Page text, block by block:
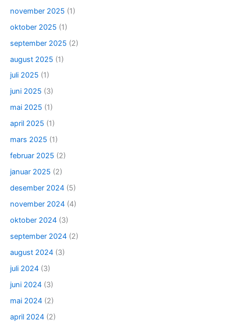
november 2025 (1)
oktober 2025 (1)
september 2025 (2)
august 2025 (1)
juli 2025 (1)
juni 2025 (3)
mai 2025 (1)
april 2025 (1)
mars 2025 (1)
februar 2025 (2)
januar 2025 (2)
desember 2024 (5)
november 2024 (4)
oktober 2024 (3)
september 2024 (2)
august 2024 (3)
juli 2024 (3)
juni 2024 (3)
mai 2024 (2)
april 2024 (2)